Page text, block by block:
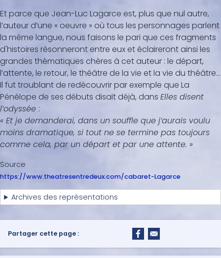
Et parce que Jean-Luc Lagarce est, plus que nul autre,
l’auteur d’une « oeuvre » où tous les personnages parlent
la même langue, nous faisons le pari que ces fragments
d'histoires résonneront entre eux et éclaireront ainsi les
grandes thématiques chères à cet auteur : le départ,
l’attente, le retour, le théâtre de la vie et la vie du théâtre…
Il fut troublant de redécouvrir par exemple que La
Pénélope de ses débuts disait déjà, dans Elles disent
l’odyssée :
« Et je demanderai, dans un souffle que j’aurais voulu
moins dramatique, si tout ne se termine pas toujours
comme cela, par un départ et par une attente. »
Source
https://www.theatresentredeux.com/cabaret-Lagarce
Archives des représentations
Partager cette page :